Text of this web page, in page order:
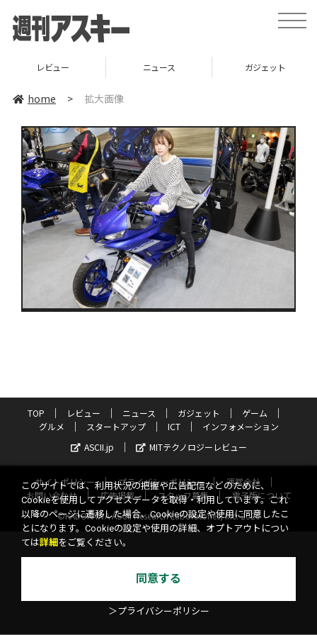
toggle
レビュー ニュース ガジェット
home > 拡大画像
TOP レビュー ニュース ガジェット
ゲーム
グルメ
スタートアップ ICT
インフォメーション
ASCII.jp
MITテクノロジーレビュー
サイトポリシー プライバシーポリシー
運営会社
お問い合わせ
広告掲載 スタッフ募集
電子版について
©KADOKAWA ASCII Research Laboratories, Inc. 2026
このサイトでは、利用状況の把握や広告配信などのために、
Cookieを使用してアクセスデータを取得・利用しています。これ
以降のページに遷移した場合、Cookieの設定や使用に同意したこ
とになります。Cookieの設定や使用の詳細、オプトアウトについ
ては詳細 をご覧ください。
同意する
＞プライバシーポリシー